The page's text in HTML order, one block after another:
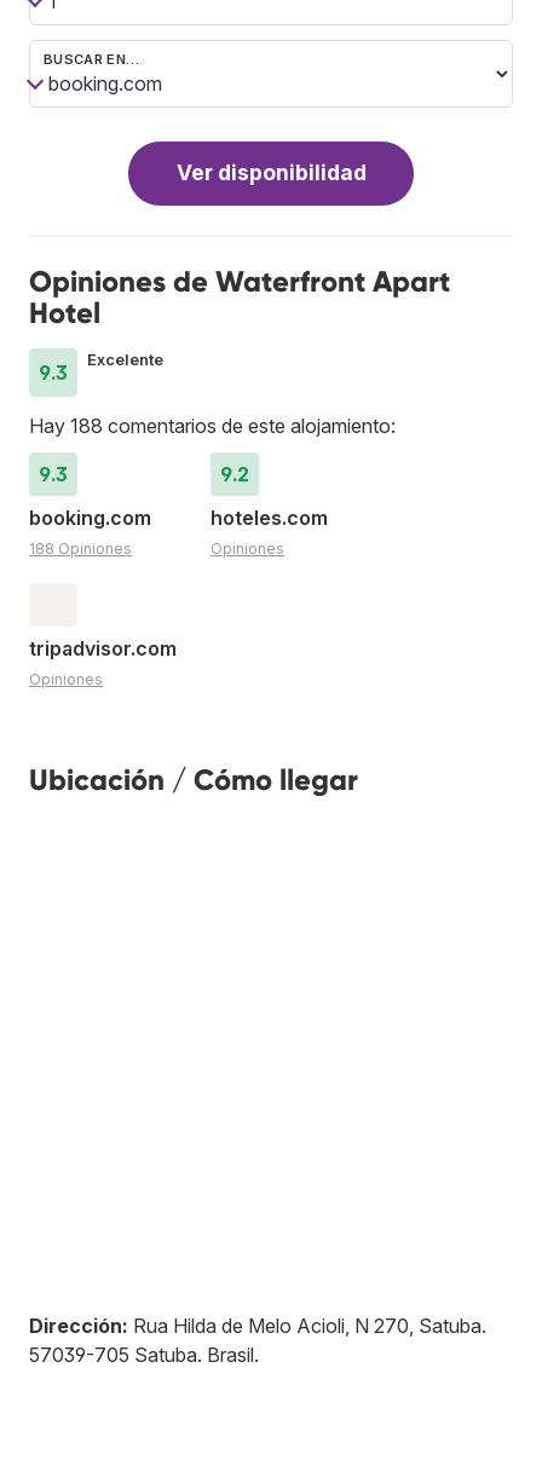
BUSCAR EN…
Ver disponibilidad
Opiniones de Waterfront Apart
Hotel
9.3
Excelente
Hay 188 comentarios de este alojamiento:
9.3
booking.com
188 Opiniones
9.2
hoteles.com
Opiniones
tripadvisor.com
Opiniones
Ubicación / Cómo llegar
Dirección: Rua Hilda de Melo Acioli, N 270, Satuba.
57039-705 Satuba. Brasil.